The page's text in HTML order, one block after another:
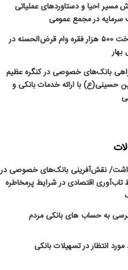
مسیر احیا و دستاوردهای عملیاتی
سرمایه در مجمع عمومی
پرداخت ۵۰۰ هزار فقره وام قرض‌الحسنه در
بانک‌های خصوصی در کنگره عظیم
حسینی(ع) با ارائه خدمات بانکی و
نقش‌آفرینی بانک‌های خصوصی در
اقتصادی در شرایط پرمخاطره
به حساب های بانکی مردم
انتظار در تسهیلات بانکی